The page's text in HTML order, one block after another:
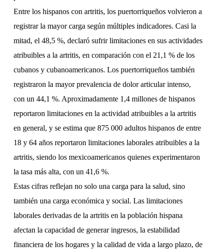
Entre los hispanos con artritis, los puertorriqueños volvieron a
registrar la mayor carga según múltiples indicadores. Casi la
mitad, el 48,5 %, declaró sufrir limitaciones en sus actividades
atribuibles a la artritis, en comparación con el 21,1 % de los
cubanos y cubanoamericanos. Los puertorriqueños también
registraron la mayor prevalencia de dolor articular intenso,
con un 44,1 %. Aproximadamente 1,4 millones de hispanos
reportaron limitaciones en la actividad atribuibles a la artritis
en general, y se estima que 875 000 adultos hispanos de entre
18 y 64 años reportaron limitaciones laborales atribuibles a la
artritis, siendo los mexicoamericanos quienes experimentaron
la tasa más alta, con un 41,6 %.
Estas cifras reflejan no solo una carga para la salud, sino
también una carga económica y social. Las limitaciones
laborales derivadas de la artritis en la población hispana
afectan la capacidad de generar ingresos, la estabilidad
financiera de los hogares y la calidad de vida a largo plazo, de